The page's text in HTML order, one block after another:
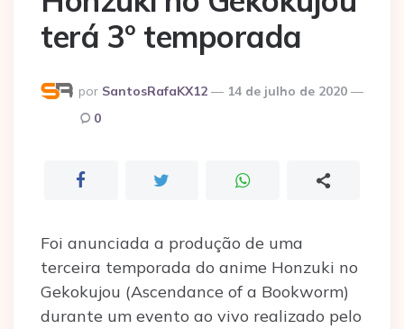
terá 3° temporada
Postado
por
por SantosRafaKX12
14 de julho de 2020
0
Foi anunciada a produção de uma
terceira temporada do anime Honzuki no
Gekokujou (Ascendance of a Bookworm)
durante um evento ao vivo realizado pelo